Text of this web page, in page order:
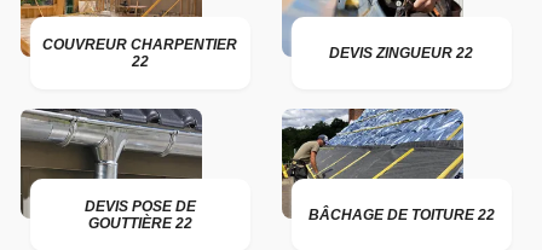
COUVREUR CHARPENTIER
22
DEVIS ZINGUEUR 22
DEVIS POSE DE
GOUTTIÈRE 22
BÂCHAGE DE TOITURE 22